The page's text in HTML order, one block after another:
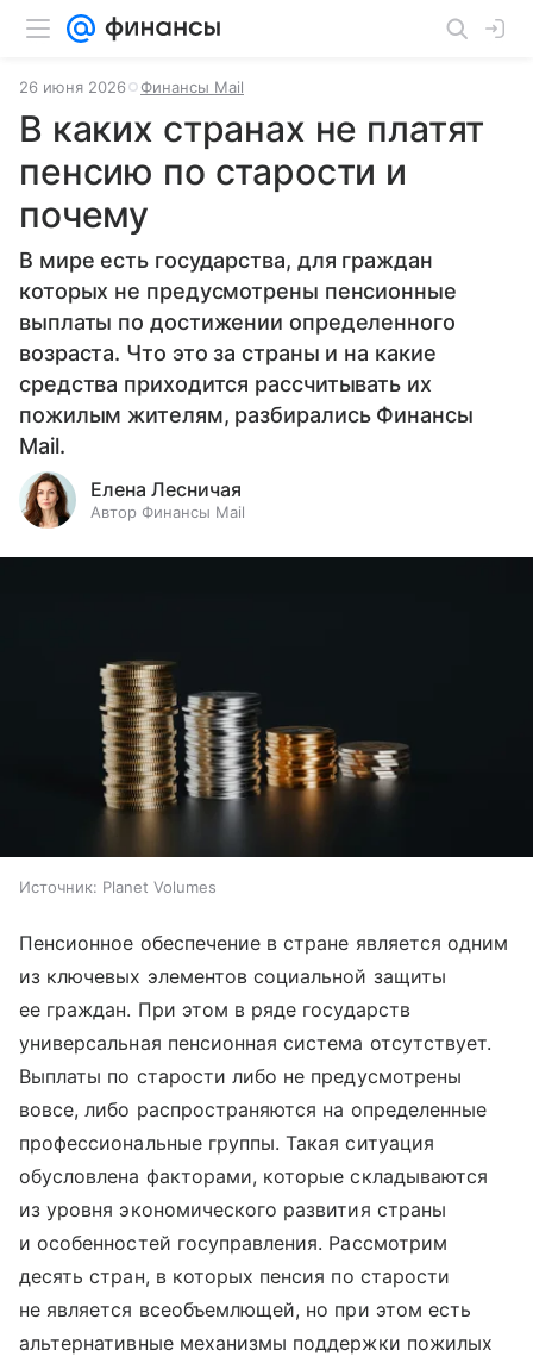
26 июня 2026 Финансы Mail
В каких странах не платят
пенсию по старости и
почему
В мире есть государства, для граждан
которых не предусмотрены пенсионные
выплаты по достижении определенного
возраста. Что это за страны и на какие
средства приходится рассчитывать их
пожилым жителям, разбирались Финансы
Mail.
Елена Лесничая
Автор Финансы Mail
Источник: Planet Volumes
Пенсионное обеспечение в стране является одним
из ключевых элементов социальной защиты
ее граждан. При этом в ряде государств
универсальная пенсионная система отсутствует.
Выплаты по старости либо не предусмотрены
вовсе, либо распространяются на определенные
профессиональные группы. Такая ситуация
обусловлена факторами, которые складываются
из уровня экономического развития страны
и особенностей госуправления. Рассмотрим
десять стран, в которых пенсия по старости
не является всеобъемлющей, но при этом есть
альтернативные механизмы поддержки пожилых